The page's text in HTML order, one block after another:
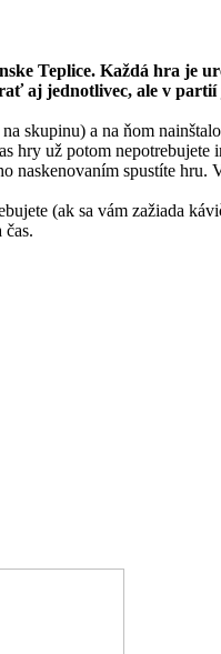
Teplice. Každá hra je
aj jednotlivec, ale v partií
skupinu) a na ňom
hry už potom nepotrebujete
naskenovaním spustíte
(ak sa vám zažiada
čas.